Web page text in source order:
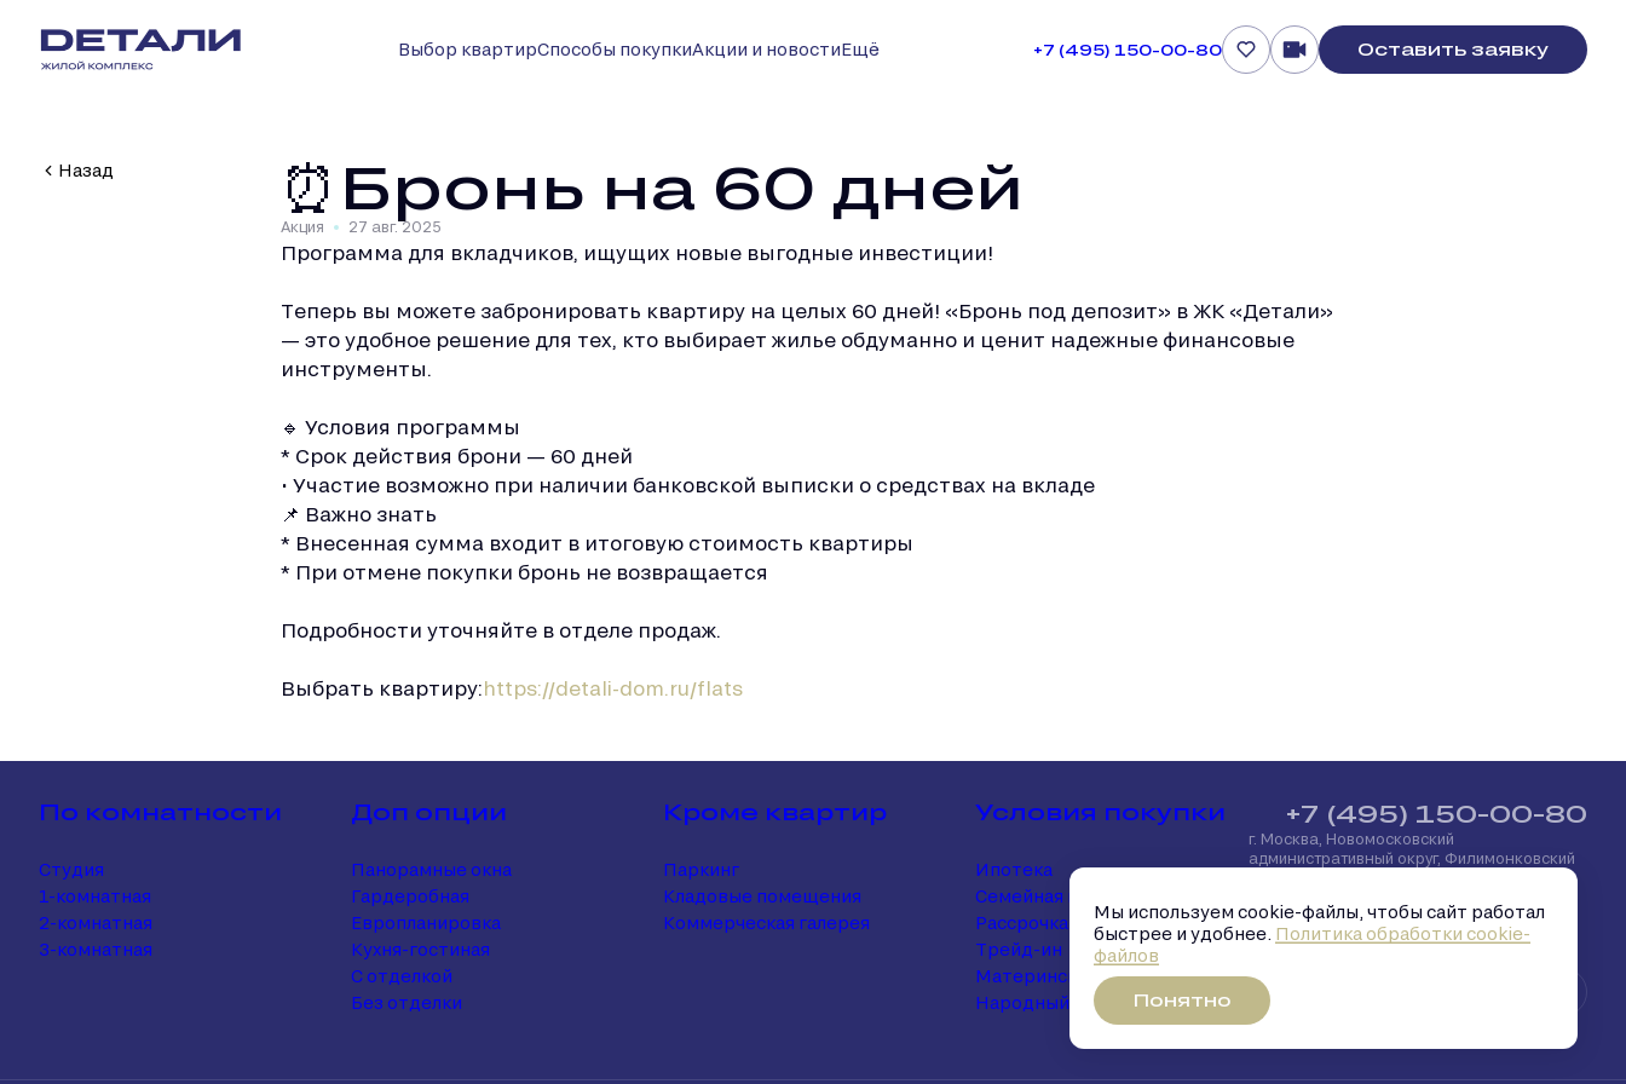
Выбор квартирСпособы покупкиАкции и новостиЕщё +7 (495) 150-00-80 Оставить заявку
Назад ⏰Бронь на 60 дней
Акция 27 авг. 2025
Программа для вкладчиков, ищущих новые выгодные инвестиции!
Теперь вы можете забронировать квартиру на целых 60 дней! «Бронь под депозит» в ЖК «Детали»
— это удобное решение для тех, кто выбирает жилье обдуманно и ценит надежные финансовые
инструменты.
🔹 Условия программы
* Срок действия брони — 60 дней
• Участие возможно при наличии банковской выписки о средствах на вкладе
📌 Важно знать
* Внесенная сумма входит в итоговую стоимость квартиры
* При отмене покупки бронь не возвращается
Подробности уточняйте в отделе продаж.
Выбрать квартиру:https://detali-dom.ru/flats
По комнатности
Студия
1-комнатная
2-комнатная
3-комнатная
Доп опции
Панорамные окна
Гардеробная
Европланировка
Кухня-гостиная
С отделкой
Без отделки
Кроме квартир
Паркинг
Кладовые помещения
Коммерческая галерея
Условия покупки
Ипотека
Семейная ипотека
Рассрочка
Трейд-ин
Материнский капитал
Народный брокер
+7 (495) 150-00-80
г. Москва, Новомосковский
административный округ, Филимонковский
Мы используем cookie-файлы, чтобы сайт работал
быстрее и удобнее. Политика обработки cookie-
файлов
Понятно